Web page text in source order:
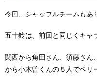
今回、シャッフルチームもあ
五十鈴は、前回と同じくキャ
関西から角田さん、須藤さん
から小木曽くんの５人でベリ